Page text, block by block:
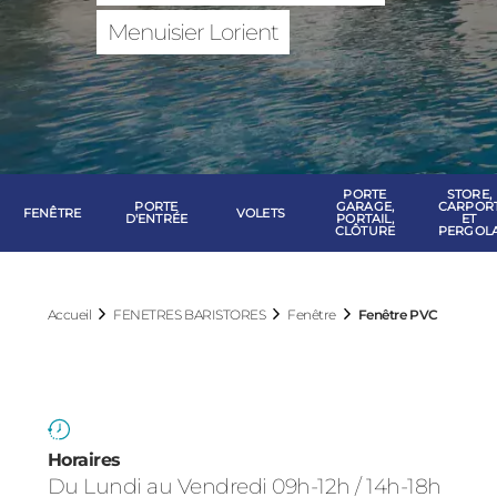
FENETRES
Menuisier Lorient
FENÊTRE PORTE
D'ENTRÉE VOLETS
PORTE
GARAGE,
PORTAIL,
CLÔTURE
STORE,
ET
Accueil FENETRES BARISTORES Fenêtre Fenêtre PVC
Horaires
Du Lundi au Vendredi 09h-12h / 14h-18h